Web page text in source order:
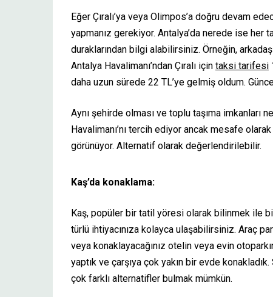
Eğer Çıralı’ya veya Olimpos’a doğru devam
yapmanız gerekiyor. Antalya’da nerede ise
duraklarından bilgi alabilirsiniz. Örneğin,
Antalya Havalimanı’ndan Çıralı için taksi tarifesi
daha uzun sürede 22 TL’ye gelmiş oldum.
Aynı şehirde olması ve toplu taşıma imkanları
Havalimanı’nı tercih ediyor ancak mesafe
görünüyor. Alternatif olarak değerlendirilebilir.
Kaş’da konaklama:
Kaş, popüler bir tatil yöresi olarak bilinmek ile
türlü ihtiyacınıza kolayca ulaşabilirsiniz. Araç
veya konaklayacağınız otelin veya evin
yaptık ve çarşıya çok yakın bir evde
çok farklı alternatifler bulmak mümkün.